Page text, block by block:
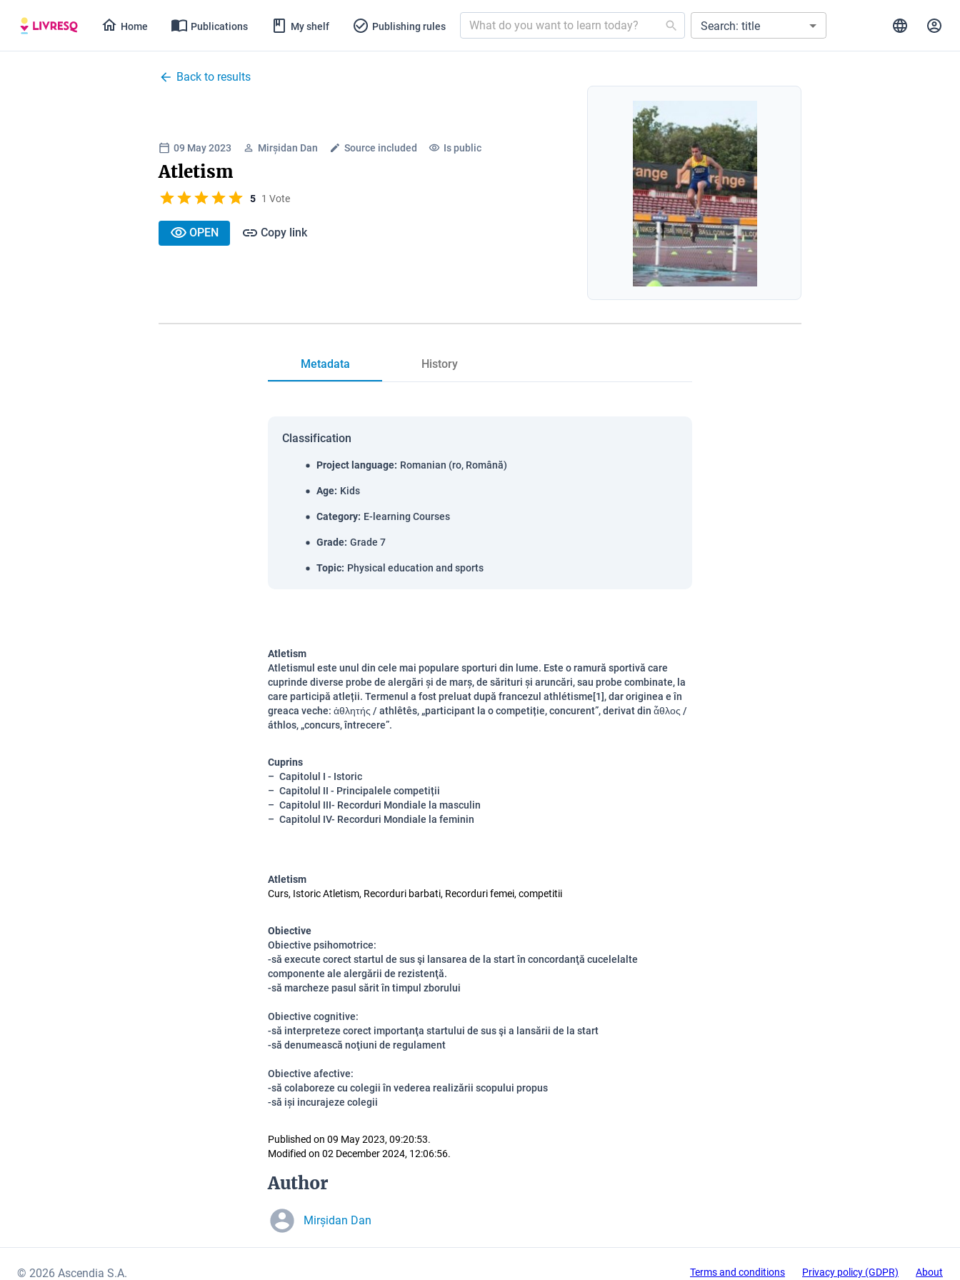
Home Publications My shelf Publishing rules Search: title
Back to results
09 May 2023 Mirșidan Dan Source included Is public
Atletism
5 1 Vote
OPEN Copy link
Metadata History
Classification
Project language: Romanian (ro, Română)
Age: Kids
Category: E-learning Courses
Grade: Grade 7
Topic: Physical education and sports
Atletism
Atletismul este unul din cele mai populare sporturi din lume. Este o ramură sportivă care
cuprinde diverse probe de alergări și de marș, de sărituri și aruncări, sau probe combinate, la
care participă atleții. Termenul a fost preluat după francezul athlétisme[1], dar originea e în
greaca veche: ἀθλητής / athlêtês, „participant la o competiție, concurent”, derivat din ἆθλος /
áthlos, „concurs, întrecere”.
Cuprins
Capitolul I - Istoric
Capitolul II - Principalele competiții
Capitolul III- Recorduri Mondiale la masculin
Capitolul IV- Recorduri Mondiale la feminin
Atletism
Curs, Istoric Atletism, Recorduri barbati, Recorduri femei, competitii
Obiective
Obiective psihomotrice:
-să execute corect startul de sus şi lansarea de la start în concordanţă cucelelalte
componente ale alergării de rezistenţă.
-să marcheze pasul sărit în timpul zborului
Obiective cognitive:
-să interpreteze corect importanţa startului de sus şi a lansării de la start
-să denumească noţiuni de regulament
Obiective afective:
-să colaboreze cu colegii în vederea realizării scopului propus
-să iși incurajeze colegii
Published on 09 May 2023, 09:20:53.
Modified on 02 December 2024, 12:06:56.
Author
Mirșidan Dan
© 2026 Ascendia S.A. Terms and conditions Privacy policy (GDPR) About